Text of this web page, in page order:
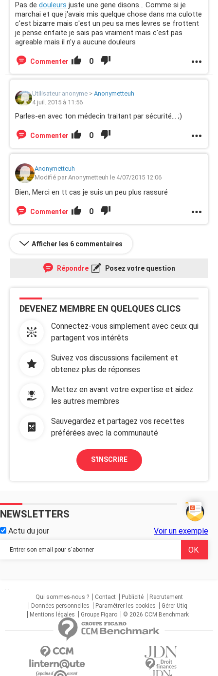
Pas de douleurs juste une gene disons... Comme si je
marchai et que j'avais mis quelque chose dans ma culotte
c'est bizarre mais c'est un peu sa mes levres se frottent
je pense enfaite je sais pas vraiment mais c'est pas
agreable mais il n'y a aucune douleurs
Commenter 0
Utilisateur anonyme > Anonymetteuh
4 juil. 2015 à 11:56
Parles-en avec ton médecin traitant par sécurité... ;)
Commenter 0
Anonymetteuh
Modifié par Anonymetteuh le 4/07/2015 12:06
Bien, Merci en tt cas je suis un peu plus rassuré
Commenter 0
Afficher les 6 commentaires
Répondre Posez votre question
DEVENEZ MEMBRE EN QUELQUES CLICS
Connectez-vous simplement avec ceux qui
partagent vos intérêts
Suivez vos discussions facilement et
obtenez plus de réponses
Mettez en avant votre expertise et aidez
les autres membres
Sauvegardez et partagez vos recettes
préférées avec la communauté
S'INSCRIRE
NEWSLETTERS
Actu du jour Voir un exemple
...
Qui sommes-nous ?
Contact Publicité
Recrutement
Données personnelles
Paramétrer les cookies
Gérer Utiq
Mentions légales
Groupe Figaro © 2026 CCM Benchmark